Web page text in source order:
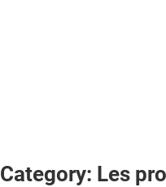
Category: Les